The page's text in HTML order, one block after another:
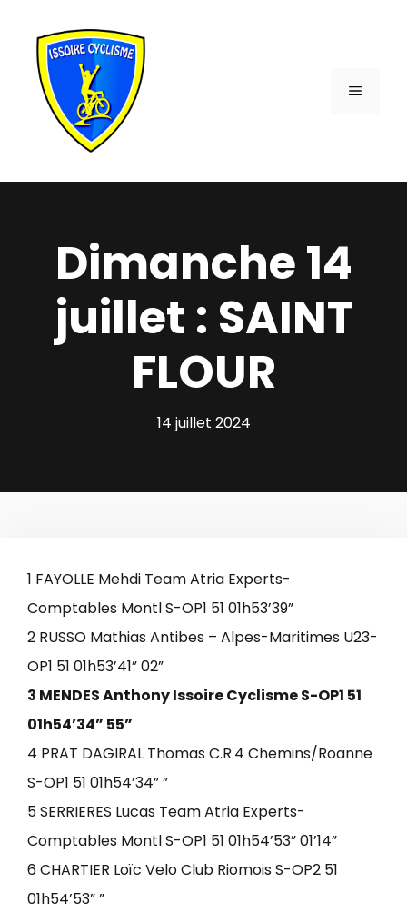
contenu
MENU
Dimanche 14
juillet : SAINT
FLOUR
14 juillet 2024
1 FAYOLLE Mehdi Team Atria Experts-
Comptables Montl S-OP1 51 01h53’39”
2 RUSSO Mathias Antibes – Alpes-Maritimes U23-
OP1 51 01h53’41” 02”
3 MENDES Anthony Issoire Cyclisme S-OP1 51
01h54’34” 55”
4 PRAT DAGIRAL Thomas C.R.4 Chemins/Roanne
S-OP1 51 01h54’34” ”
5 SERRIERES Lucas Team Atria Experts-
Comptables Montl S-OP1 51 01h54’53” 01’14”
6 CHARTIER Loïc Velo Club Riomois S-OP2 51
01h54’53” ”